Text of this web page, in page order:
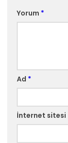
Yorum *
Ad *
İnternet sitesi